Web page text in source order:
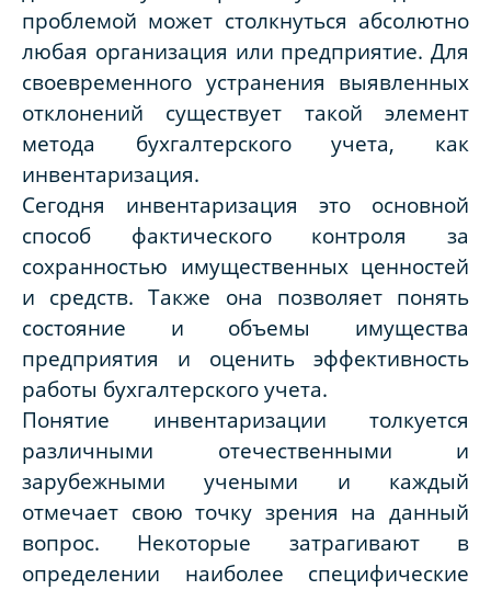
проблемой может столкнуться абсолютно
любая организация или предприятие. Для
своевременного устранения выявленных
отклонений существует такой элемент
метода бухгалтерского учета, как
инвентаризация.
Сегодня инвентаризация это основной
способ фактического контроля за
сохранностью имущественных ценностей
и средств. Также она позволяет понять
состояние и объемы имущества
предприятия и оценить эффективность
работы бухгалтерского учета.
Понятие инвентаризации толкуется
различными отечественными и
зарубежными учеными и каждый
отмечает свою точку зрения на данный
вопрос. Некоторые затрагивают в
определении наиболее специфические